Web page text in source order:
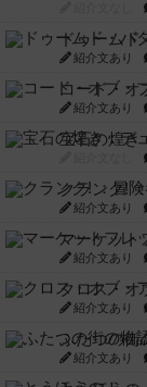
ドゥームド
紹介文あり
コード・
紹介文あり
宝石の煌き
クランク!
紹介文あり
マーケット
紹介文あり
クロス・オ
紹介文あり
ふたつの街
紹介文あり